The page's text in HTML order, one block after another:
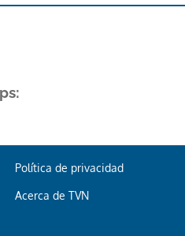
Política de privacidad
Acerca de TVN